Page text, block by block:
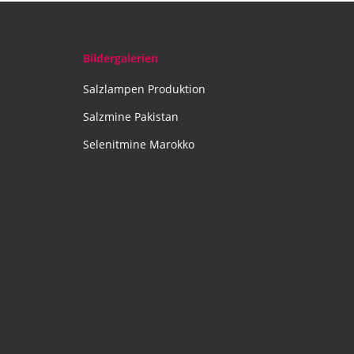
Bildergalerien
Salzlampen Produktion
Salzmine Pakistan
Selenitmine Marokko